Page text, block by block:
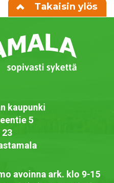
Takaisin ylös
kaupunki
5
23
avoinna ark. klo 9-15